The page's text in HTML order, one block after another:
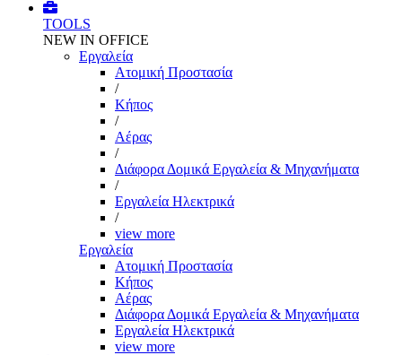
TOOLS
NEW IN OFFICE
Εργαλεία
Aτομική Προστασία
/
Kήπος
/
Αέρας
/
Διάφορα Δομικά Εργαλεία & Μηχανήματα
/
Εργαλεία Ηλεκτρικά
/
view more
Εργαλεία
Aτομική Προστασία
Kήπος
Αέρας
Διάφορα Δομικά Εργαλεία & Μηχανήματα
Εργαλεία Ηλεκτρικά
view more